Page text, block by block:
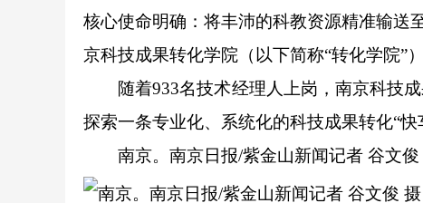
核心使命明确：将丰沛的科教资源精准输
京科技成果转化学院（以下简称“转化学院”
随着933名技术经理人上岗，南京科技成
探索一条专业化、系统化的科技成果转化“
南京。南京日报/紫金山新闻记者 谷文俊